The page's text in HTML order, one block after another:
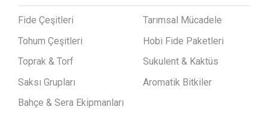
Fide Çeşitleri
Tohum Çeşitleri
Toprak & Torf
Saksı Grupları
Bahçe & Sera Ekipmanları
Tarımsal Mücadele
Hobi Fide Paketleri
Sukulent & Kaktüs
Aromatik Bitkiler